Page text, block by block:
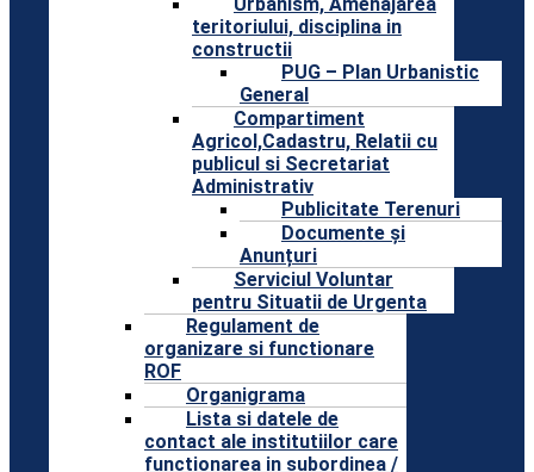
Urbanism, Amenajarea
teritoriului, disciplina in
constructii
PUG – Plan Urbanistic
General
Compartiment
Agricol,Cadastru, Relatii cu
publicul si Secretariat
Administrativ
Publicitate Terenuri
Documente și
Anunțuri
Serviciul Voluntar
pentru Situatii de Urgenta
Regulament de
organizare si functionare
ROF
Organigrama
Lista si datele de
contact ale institutiilor care
functionarea in subordinea /